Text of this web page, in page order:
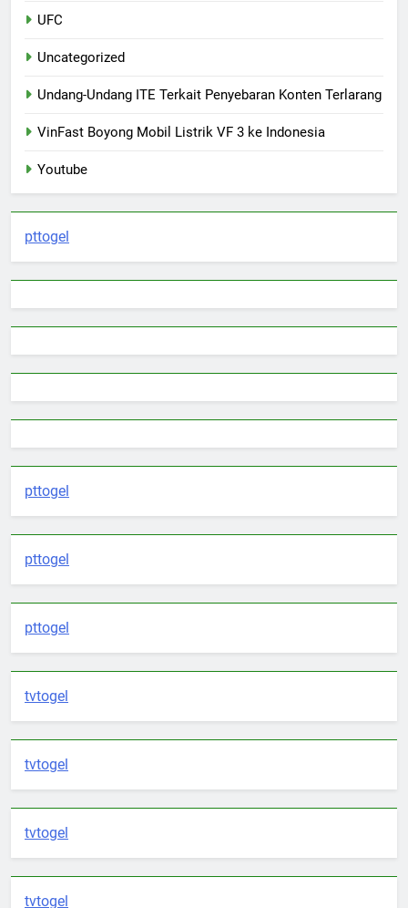
UFC
Uncategorized
Undang-Undang ITE Terkait Penyebaran Konten Terlarang
VinFast Boyong Mobil Listrik VF 3 ke Indonesia
Youtube
pttogel
pttogel
pttogel
pttogel
tvtogel
tvtogel
tvtogel
tvtogel